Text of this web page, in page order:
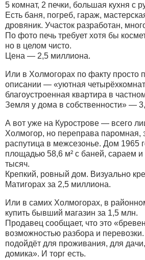
5 комнат, 2 печки, большая кухня с
Есть баня, погреб, гараж,
дровяник. Участок разработан,
По фото печь требует хотя бы
но в целом чисто.
Цена — 2,5 миллиона.
Или в Холмогорах по факту просто
описании — «уютная
благоустроенная квартира в
Земля у дома в собственности» —
А вот уже на Курострове — всего
Холмогор, но переправа паромная,
распутица в межсезонье. Дом 1965
площадью 58,6 м² с баней, сараем
тысяч.
Крепкий, ровный дом. Визуально
Матигорах за 2,5 миллиона.
Или в самих Холмогорах, в
купить бывший магазин за 1,5 млн.
Продавец сообщает, что это
возможностью разбора и
подойдёт для проживания, для
домика». И торг есть.